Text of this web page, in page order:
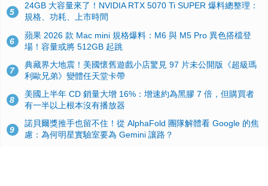
5
24GB 大容量來了！NVIDIA RTX 5070 Ti SUPER 爆料總整理：
規格、功耗、上市時間
6
蘋果 2026 款 Mac mini 規格爆料：M6 與 M5 Pro 異色搭檔登
場！容量或將 512GB 起跳
7
典藏界大地震！美國懷舊遊戲小店驚見 97 片未公開版《超級瑪
利歐兄弟》變體任天堂卡帶
8
美國上半年 CD 銷量大增 16%：增速約為黑膠 7 倍，但購買者
有一半以上根本沒有播放器
9
諾貝爾獎推手也留不住！從 AlphaFold 團隊解體看 Google 的焦
慮：為何明星實驗室要為 Gemini 讓路？